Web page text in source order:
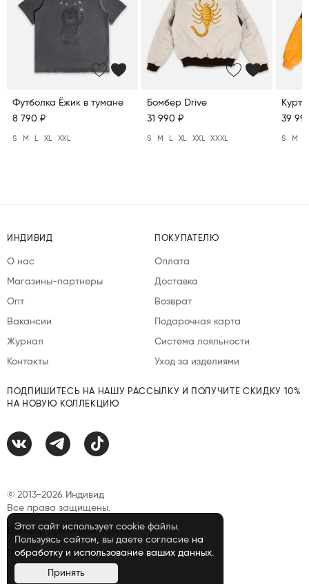
Футболка Ёжик в тумане
8 790 ₽
S M XL XXL
Бомбер Drive
31 990 ₽
S M XL XXL XXXL
39
S M
ИНДИВИД
О нас
Магазины-партнеры
Опт
Вакансии
Журнал
Контакты
ПОКУПАТЕЛЮ
Оплата
Доставка
Возврат
Подарочная карта
Система лояльности
Уход за изделиями
ПОДПИШИТЕСЬ НА НАШУ РАССЫЛКУ И ПОЛУЧИТЕ СКИДКУ 10%
НА НОВУЮ КОЛЛЕКЦИЮ
© 2013-2026 Индивид
Все права защищены.
Договор публичной оферты
Политика конфиденциальности
Этот сайт использует cookie файлы.
Пользуясь сайтом, вы даете согласие на
обработку и использование ваших данных.
Принять